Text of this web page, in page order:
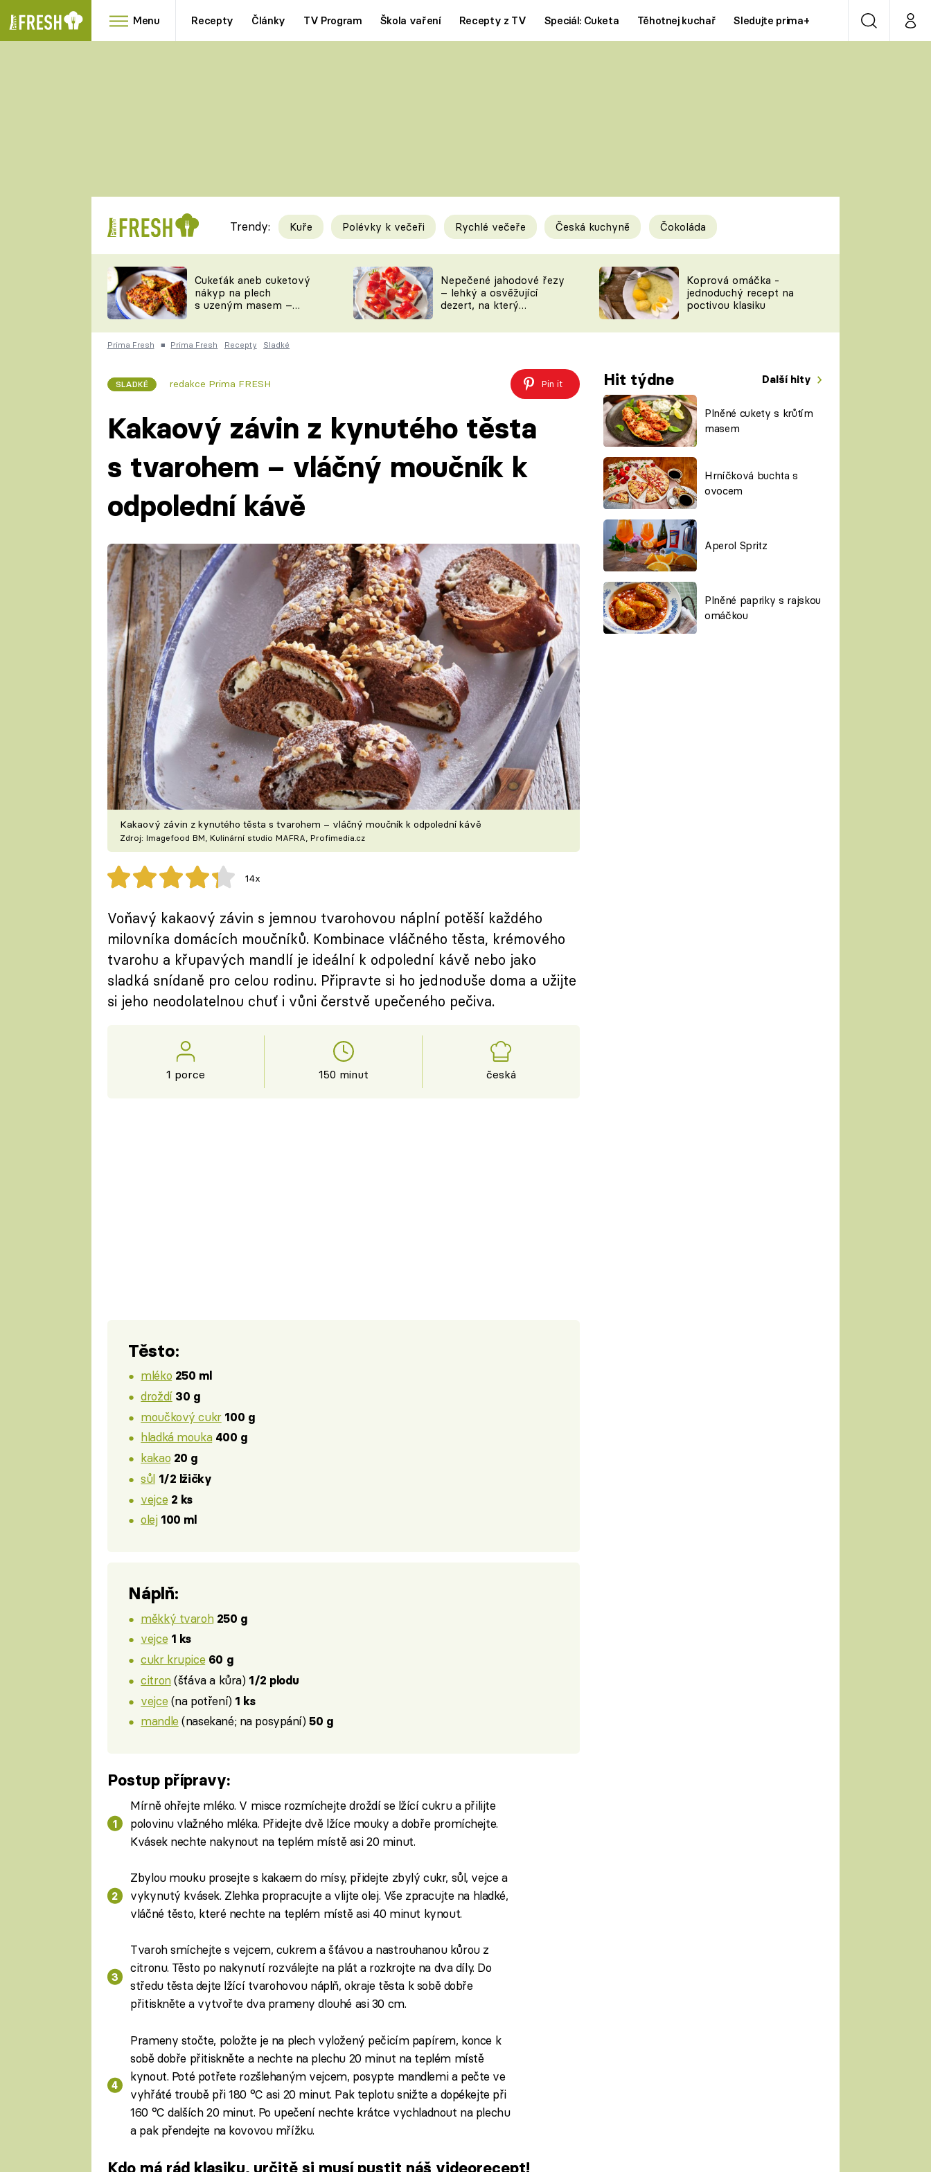
Menu Recepty Články TV Program Škola vaření Recepty z TV Speciál: Cuketa Těhotnej kuchař Sledujte prima+ VyhledáváníMůj
RYCHLOVKY
Videorecepty
TEĎ VAŘÍ ŠÉF!
ČESKO NA TALÍŘI
KUCHAŘKA
Tipy a triky
KAM ZA JÍDLEM
VYCHYTÁVKY
Novinky
ŠÉFREDAKTORKY
ČASOPIS
Prima LAJK
Sledujte nás
Trendy: Kuře Polévky k večeři Rychlé večeře Česká kuchyně Čokoláda
Cukeťák aneb cuketový
nákyp na plech
s uzeným masem –
zpracovat přerostlé
cukety
Nepečené jahodové řezy
– lehký a osvěžující
dezert, na který
Koprová omáčka -
jednoduchý recept na
poctivou klasiku
Prima Fresh ■ Prima Fresh Recepty Sladké
SLADKÉ redakce Prima FRESH Pin it Hit týdne Další hity
Plněné cukety s krůtím
masem
Hrníčková buchta s
ovocem
Aperol Spritz
Plněné papriky s rajskou
omáčkou
Kakaový závin z kynutého těsta
s tvarohem – vláčný moučník k
odpolední kávě
Kakaový závin z kynutého těsta s tvarohem – vláčný moučník k odpolední kávě
Zdroj: Imagefood BM, Kulinární studio MAFRA, Profimedia.cz
14x
Voňavý kakaový závin s jemnou tvarohovou náplní potěší každého
milovníka domácích moučníků. Kombinace vláčného těsta, krémového
tvarohu a křupavých mandlí je ideální k odpolední kávě nebo jako
sladká snídaně pro celou rodinu. Připravte si ho jednoduše doma a užijte
si jeho neodolatelnou chuť i vůni čerstvě upečeného pečiva.
1 porce 150 minut česká
Těsto:
mléko 250 ml
droždí 30 g
moučkový cukr 100 g
hladká mouka 400 g
kakao 20 g
sůl 1/2 lžičky
vejce 2 ks
olej 100 ml
Náplň:
měkký tvaroh 250 g
vejce 1 ks
cukr krupice 60 g
citron(šťáva a kůra) 1/2 plodu
vejce (na potření) 1 ks
mandle (nasekané; na posypání)50 g
Postup přípravy:
Mírně ohřejte mléko. V misce rozmíchejte droždí se lžící cukru a přilijte
polovinu vlažného mléka. Přidejte dvě lžíce mouky a dobře promíchejte.
Kvásek nechte nakynout na teplém místě asi 20 minut.
Zbylou mouku prosejte s kakaem do mísy, přidejte zbylý cukr, sůl, vejce a
vykynutý kvásek. Zlehka propracujte a vlijte olej. Vše zpracujte na hladké,
vláčné těsto, které nechte na teplém místě asi 40 minut kynout.
Tvaroh smíchejte s vejcem, cukrem a šťávou a nastrouhanou kůrou z
citronu. Těsto po nakynutí rozválejte na plát a rozkrojte na dva díly. Do
středu těsta dejte lžící tvarohovou náplň, okraje těsta k sobě dobře
přitiskněte a vytvořte dva prameny dlouhé asi 30 cm.
Prameny stočte, položte je na plech vyložený pečicím papírem, konce k
sobě dobře přitiskněte a nechte na plechu 20 minut na teplém místě
kynout. Poté potřete rozšlehaným vejcem, posypte mandlemi a pečte ve
vyhřáté troubě při 180 °C asi 20 minut. Pak teplotu snižte a dopékejte při
160 °C dalších 20 minut. Po upečení nechte krátce vychladnout na plechu
a pak přendejte na kovovou mřížku.
Kdo má rád klasiku, určitě si musí pustit náš videorecept!